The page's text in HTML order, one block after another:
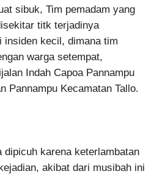
sibuk, Tim pemadam yang
titk terjadinya
insiden kecil, dimana tim
warga setempat,
Indah Capoa Pannampu
Pannampu Kecamatan Tallo.
dipicuh karena keterlambatan
akibat dari musibah ini